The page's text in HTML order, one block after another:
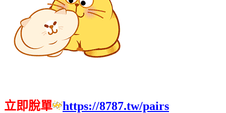
立即脫單 https://8787.tw/pairs